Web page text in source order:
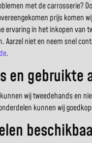
met de carrosserie?
prijs komen
ervaring in het inkopen
Aarzel niet en neem snel
.
en gebruikte
wij tweedehands en
kunnen wij